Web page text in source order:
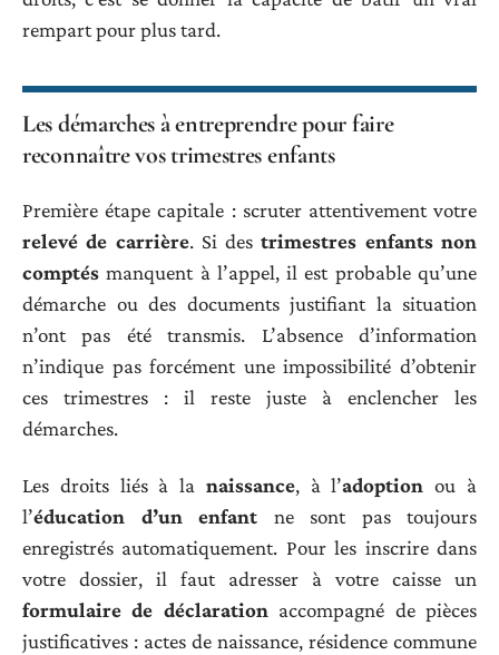
rempart pour plus tard.
Les démarches à entreprendre pour faire
reconnaître vos trimestres enfants
Première étape capitale : scruter attentivement votre
relevé de carrière. Si destrimestres enfants non
comptés manquent à l’appel, il est probable qu’une
démarche ou des documents justifiant la situation
n’ont pas été transmis. L’absence d’information
n’indique pas forcément une impossibilité d’obtenir
ces trimestres : il reste juste à enclencher les
démarches.
Les droits liés à la naissance, à l’adoption ou à
l’éducation d’un enfant ne sont pas toujours
enregistrés automatiquement. Pour les inscrire dans
votre dossier, il faut adresser à votre caisse un
formulaire de déclaration accompagné de pièces
justificatives : actes de naissance, résidence commune